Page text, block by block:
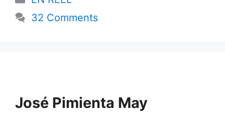
32 Comments
José Pimienta May